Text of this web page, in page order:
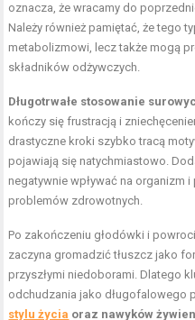
oznacza, że wracamy do
Należy również pamiętać, że tego
metabolizmowi, lecz także mogą
składników odżywczych.
Długotrwałe stosowanie
kończy się frustracją i
drastyczne kroki szybko tracą
pojawiają się natychmiastowo.
negatywnie wpływać na organizm
problemów zdrowotnych.
Po zakończeniu głodówki i
zaczyna gromadzić tłuszcz jako
przyszłymi niedoborami. Dlatego
odchudzania jako długofalowego
stylu życia oraz nawyków